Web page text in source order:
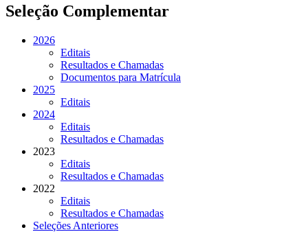
Seleção Complementar
2026
Editais
Resultados e Chamadas
Documentos para Matrícula
2025
Editais
2024
Editais
Resultados e Chamadas
2023
Editais
Resultados e Chamadas
2022
Editais
Resultados e Chamadas
Seleções Anteriores